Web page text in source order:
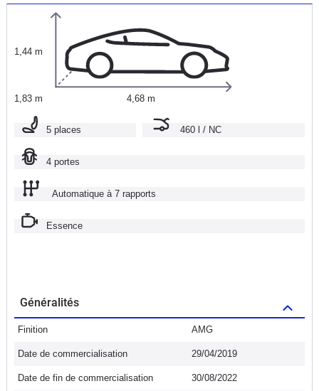
1,44 m
1,83 m 4,68 m
5 places 460 l / NC
4 portes
Automatique à 7 rapports
Essence
Généralités
Finition AMG
Date de commercialisation 29/04/2019
Date de fin de commercialisation 30/08/2022